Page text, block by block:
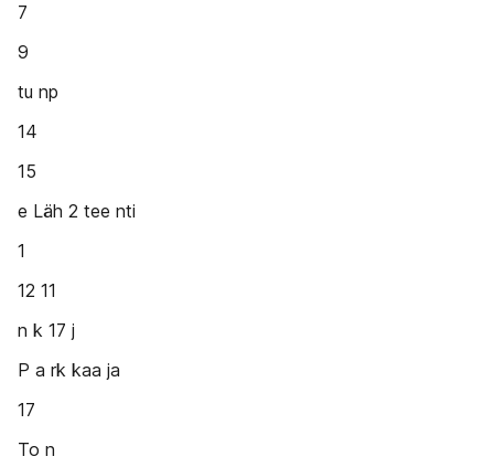
7
9
tu np
14
15
e Läh 2 tee nti
1
12 11
n k 17 j
P a rk kaa ja
17
To n